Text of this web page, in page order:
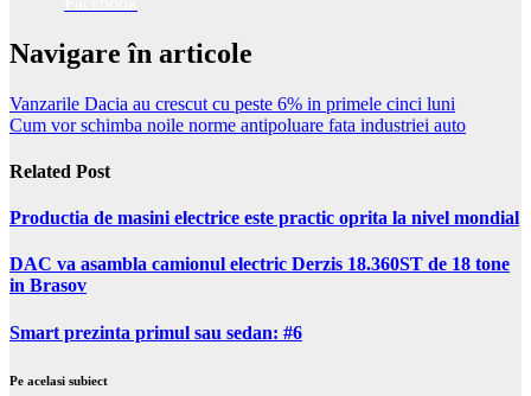
Navigare în articole
Vanzarile Dacia au crescut cu peste 6% in primele cinci luni
Cum vor schimba noile norme antipoluare fata industriei auto
Related Post
Productia de masini electrice este practic oprita la nivel mondial
DAC va asambla camionul electric Derzis 18.360ST de 18 tone
in Brasov
Smart prezinta primul sau sedan: #6
Pe acelasi subiect